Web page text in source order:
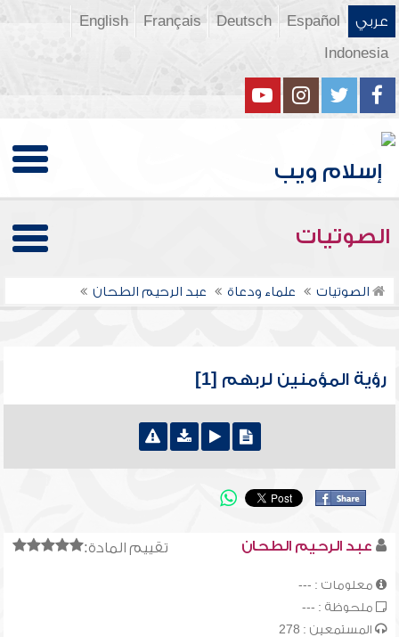
عربي Español
Deutsch
Français
English
Indonesia
الصوتيات
الصوتيات علماء ودعاة عبد الرحيم الطحان
رؤية المؤمنين لربهم [1]
تقييم المادة: عبد الرحيم الطحان
معلومات : ---
ملحوظة : ---
المستمعين : 278